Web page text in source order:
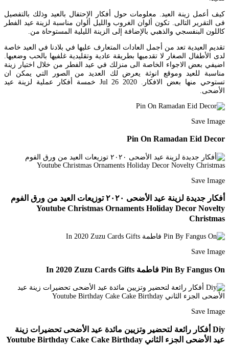
كيف أعمل زينة العيد. معلومات حول أفكار الإحتفال بالعيد وذلك بالتفصيل
فى التقرير التالى. تكون ألوان الغروب والليل ألوان مناسبة لزينة عيد الفطر
كاللون البنفسجي والذهبي بالإضافة إلى الزينة الليلية المستوحاة من.
تقديم العيدية تعد من أجمل العادات المتعارف عليها في بلادنا في العيد خاصة
لدى الأطفال الصغار لا تقدميها بطريقة عادية وتقليدية غلفيها بالحب وضعيها.
اضيفي بعض الاجواء الخاصة الى منزلك في عيد الفطر من خلال اختيار زينة
مناسبة للعيد وموقع انوثة يعرض لك العديد من الصور التي يمكن ان
تستوحي منها بعض الافكار. Jul 26 2020 خمسة أفكار عملية لزينة عيد
الأضحى.
Save Image
Pin On Ramadan Eid Decor
Save Image
أفكار جديدة لزينة عيد الأضحى ٢٠٢٠ توزيعات العيد من ورق الفوم
Youtube Christmas Ornaments Holiday Decor Novelty
Christmas
Save Image
Pin By Fangus On فاطمة In 2020 Zuzu Cards Gifts
Save Image
Diy أفكار رائعة لتحضير وتزيين مائدة عيد الأضحى تحضيرات زينة
عيد الأضحى الجزء الثاني Youtube Birthday Cake Cake Birthday